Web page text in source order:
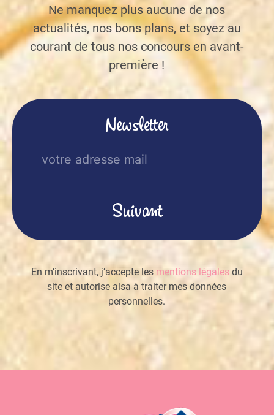
Ne manquez plus aucune de nos
actualités, nos bons plans, et soyez au
courant de tous nos concours en avant-
première !
Newsletter
E-
mail
En m’inscrivant, j’accepte les mentions légalesdu
site et autorise alsa à traiter mes données
personnelles.